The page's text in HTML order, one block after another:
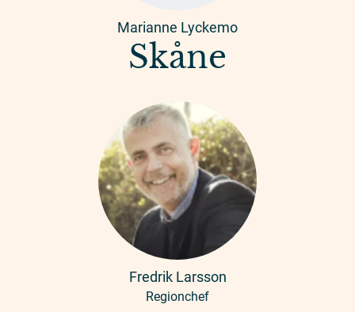
Marianne Lyckemo
Skåne
Fredrik Larsson
Regionchef